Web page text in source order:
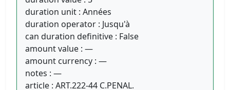
duration unit : Années
duration operator : Jusqu'à
can duration definitive : False
amount value : —
amount currency : —
notes : —
article : ART.222-44 C.PENAL.